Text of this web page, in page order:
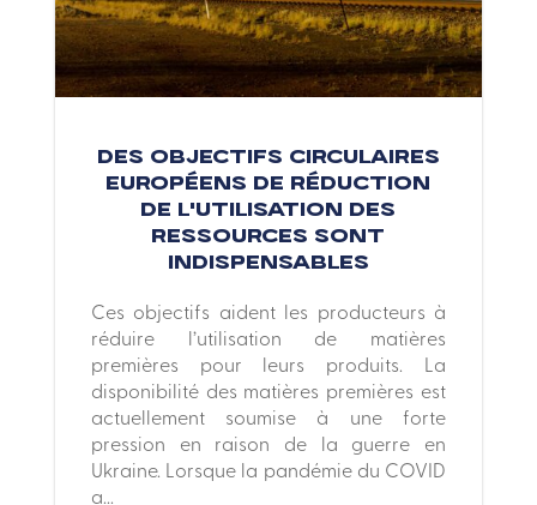
Des objectifs circulaires
européens de réduction
de l’utilisation des
ressources sont
indispensables
Ces objectifs aident les producteurs à
réduire l’utilisation de matières
premières pour leurs produits. La
disponibilité des matières premières est
actuellement soumise à une forte
pression en raison de la guerre en
Ukraine. Lorsque la pandémie du COVID
a...